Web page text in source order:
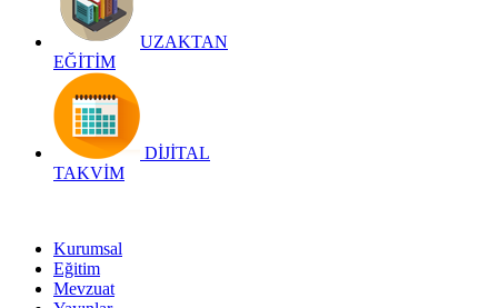
UZAKTAN
EĞİTİM
DİJİTAL
TAKVİM
Kurumsal
Eğitim
Mevzuat